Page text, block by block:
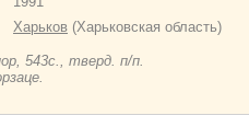
Харьков (Харьковская область)
543с., тверд. п/п.